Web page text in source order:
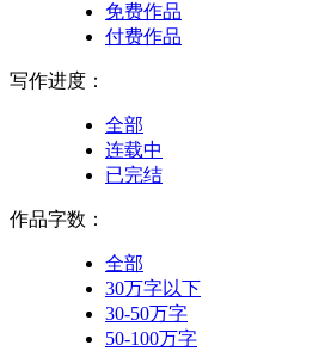
免费作品
付费作品
写作进度：
全部
连载中
已完结
作品字数：
全部
30万字以下
30-50万字
50-100万字